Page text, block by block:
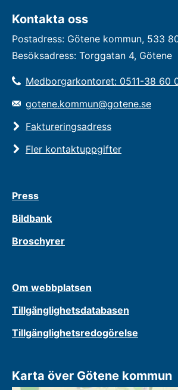
Kontakta oss
Postadress: Götene kommun, 533
Besöksadress: Torggatan 4, Götene
Medborgarkontoret: 0511-38 60
gotene.kommun@gotene.se
Faktureringsadress
Fler kontaktuppgifter
Press
Bildbank
Broschyrer
Om webbplatsen
Tillgänglighetsdatabasen
Tillgänglighetsredogörelse
Karta över Götene kommun